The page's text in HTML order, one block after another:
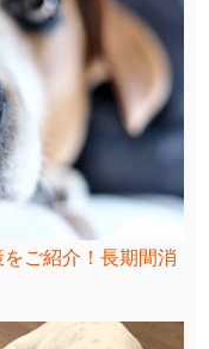
ご紹介！長期間消